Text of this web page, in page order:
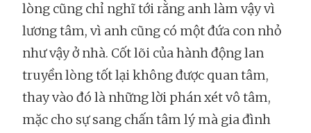
lòng cũng chỉ nghĩ tới rằng anh làm vậy vì
lương tâm, vì anh cũng có một đứa con nhỏ
như vậy ở nhà. Cốt lõi của hành động lan
truyền lòng tốt lại không được quan tâm,
thay vào đó là những lời phán xét vô tâm,
mặc cho sự sang chấn tâm lý mà gia đình